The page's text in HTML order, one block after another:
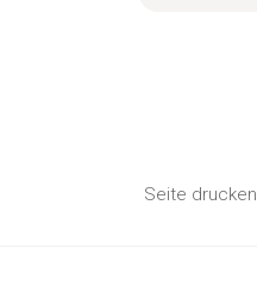
Seite drucken